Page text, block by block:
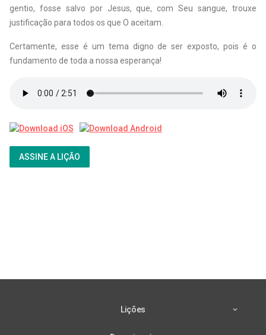
gentio, fosse salvo por Jesus, que, com Seu sangue, trouxe
justificação para todos os que O aceitam.
Certamente, esse é um tema digno de ser exposto, pois é o
fundamento de toda a nossa esperança!
ASSINE A LIÇÃO
Lições